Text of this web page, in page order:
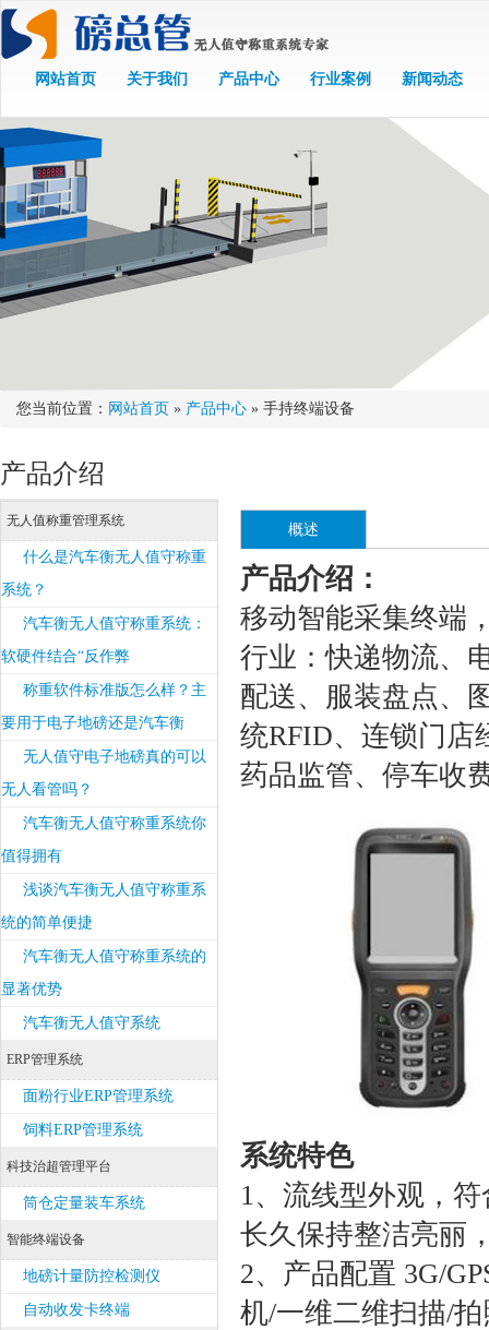
网站首页 关于我们 产品中心 行业案例 新闻动态
您当前位置： 网站首页 » 产品中心 » 手持终端设备
产品介绍
无人值称重管理系统
什么是汽车衡无人值守称重
系统？
汽车衡无人值守称重系统：
软硬件结合“反作弊
称重软件标准版怎么样？主
要用于电子地磅还是汽车衡
无人值守电子地磅真的可以
无人看管吗？
汽车衡无人值守称重系统你
值得拥有
浅谈汽车衡无人值守称重系
统的简单便捷
汽车衡无人值守称重系统的
显著优势
汽车衡无人值守系统
ERP管理系统
面粉行业ERP管理系统
饲料ERP管理系统
科技治超管理平台
筒仓定量装车系统
智能终端设备
地磅计量防控检测仪
自动收发卡终端
概述
产品介绍：
移动智能采集终端
行业：快递物流、
配送、服装盘点、
统RFID、连锁门店
药品监管、停车收
系统特色
1、流线型外观，
长久保持整洁亮丽
2、产品配置 3G/
机/一维二维扫描/拍